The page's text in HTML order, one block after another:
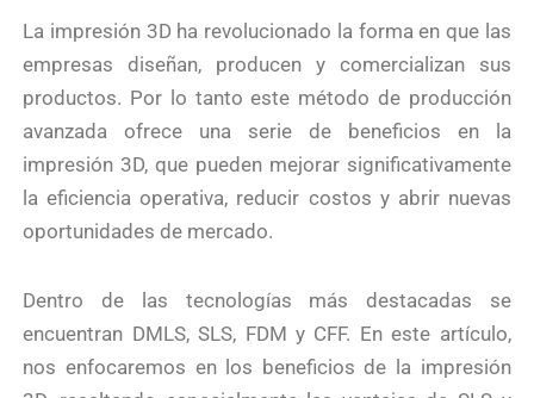
La impresión 3D ha revolucionado la forma en que las
empresas diseñan, producen y comercializan sus
productos. Por lo tanto este método de producción
avanzada ofrece una serie de beneficios en la
impresión 3D, que pueden mejorar significativamente
la eficiencia operativa, reducir costos y abrir nuevas
oportunidades de mercado.
Dentro de las tecnologías más destacadas se
encuentran DMLS, SLS, FDM y CFF. En este artículo,
nos enfocaremos en los beneficios de la impresión